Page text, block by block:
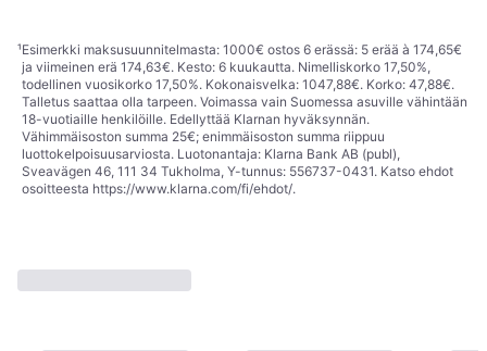
¹Esimerkki maksusuunnitelmasta: 1000€ ostos 6 erässä: 5 erää à 174,65€
ja viimeinen erä 174,63€. Kesto: 6 kuukautta. Nimelliskorko 17,50%,
todellinen vuosikorko 17,50%. Kokonaisvelka: 1047,88€. Korko: 47,88€.
Talletus saattaa olla tarpeen. Voimassa vain Suomessa asuville vähintään
18-vuotiaille henkilöille. Edellyttää Klarnan hyväksynnän.
Vähimmäisoston summa 25€; enimmäisoston summa riippuu
luottokelpoisuusarviosta. Luotonantaja: Klarna Bank AB (publ),
Sveavägen 46, 111 34 Tukholma, Y-tunnus: 556737-0431. Katso ehdot
osoitteesta https://www.klarna.com/fi/ehdot/.